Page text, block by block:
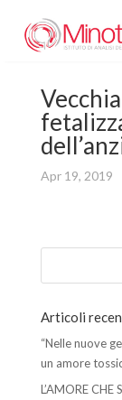
Apr 19, 2019
Articoli
“Nelle nuove
un amore
L’AMORE